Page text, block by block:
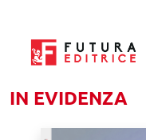
IN EVIDENZA